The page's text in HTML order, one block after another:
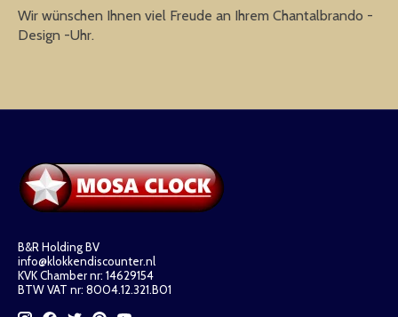
Wir wünschen Ihnen viel Freude an Ihrem Chantalbrando -
Design -Uhr.
B&R Holding BV
info@klokkendiscounter.nl
KVK Chamber nr: 14629154
BTW VAT nr: 8004.12.321.B01